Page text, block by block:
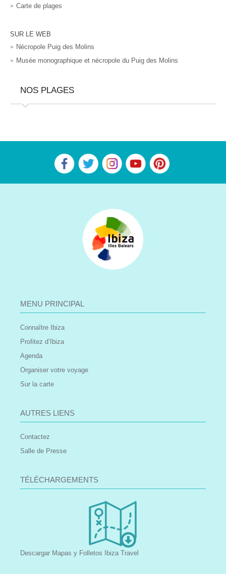
Carte de plages
SUR LE WEB
Nécropole Puig des Molins
Musée monographique et nécropole du Puig des Molins
NOS PLAGES
MENU PRINCIPAL
Connaître Ibiza
Profitez d’Ibiza
Agenda
Organiser votre voyage
Sur la carte
AUTRES LIENS
Contactez
Salle de Presse
TÉLÉCHARGEMENTS
Descargar Mapas y Folletos Ibiza Travel